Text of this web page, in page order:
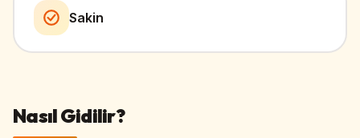
Sakin
Nasıl Gidilir?